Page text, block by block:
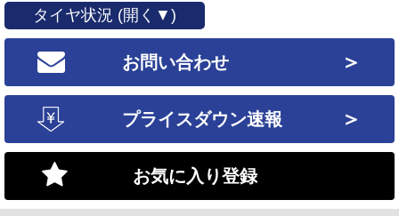
タイヤ状況 (開く▼)
お問い合わせ ＞
プライスダウン速報 ＞
お気に入り登録